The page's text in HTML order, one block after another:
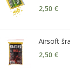
2,50 €
Airsoft
2,50 €